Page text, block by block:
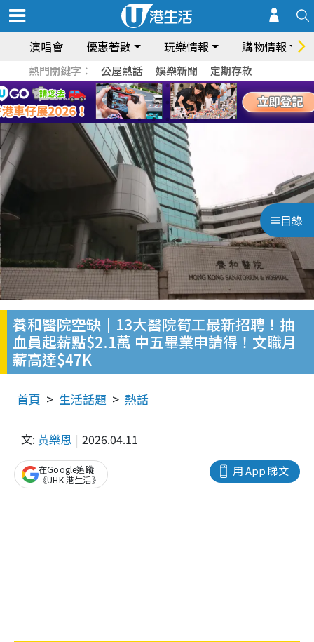
演唱會 優惠著數 玩樂情報 購物情報
熱門關鍵字： 公屋熱話 娛樂新聞 定期存款
目錄
養和醫院空缺｜13大醫院筍工最新招聘！抽
血員起薪點$2.1萬 中五畢業申請得！文職月
薪高達$47K
首頁 生活話題 熱話
文: 黃樂恩 2026.04.11
用 App 睇文
在Google追蹤
《UHK 港生活》